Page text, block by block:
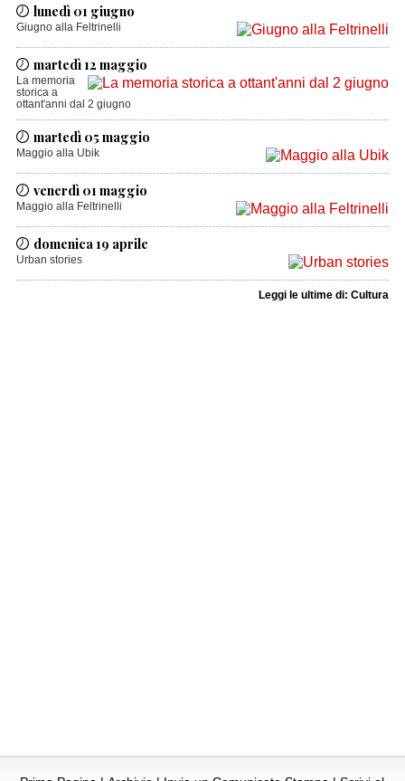
lunedì 01 giugno
Giugno alla Feltrinelli
martedì 12 maggio
La memoria
storica a
ottant'anni dal 2 giugno
martedì 05 maggio
Maggio alla Ubik
venerdì 01 maggio
Maggio alla Feltrinelli
domenica 19 aprile
Urban stories
Leggi le ultime di: Cultura